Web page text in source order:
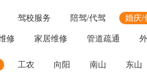
驾校服务 陪驾/代驾 婚庆/
修 家居维修 管道疏通
工农 向阳 南山 东山